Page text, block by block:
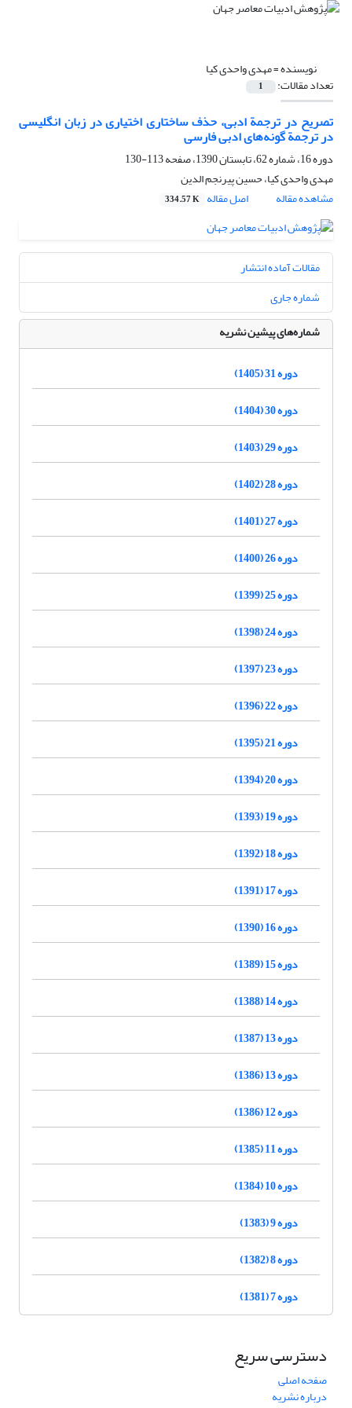
نویسنده =مهدی واحدی کیا
تعداد مقالات: 1
تصریح در ترجمة ادبی، حذف ساختاری اختیاری در زبان انگلیسی
در ترجمة گونه‌های ادبی فارسی
دوره 16، شماره 62، تابستان 1390، صفحه
113-130
مهدی واحدی کیا، حسین پیرنجم الدین
مشاهده مقاله
اصل مقاله 334.57 K
مقالات آماده انتشار
شماره جاری
شماره‌های پیشین نشریه
دوره 31 (1405)
دوره 30 (1404)
دوره 29 (1403)
دوره 28 (1402)
دوره 27 (1401)
دوره 26 (1400)
دوره 25 (1399)
دوره 24 (1398)
دوره 23 (1397)
دوره 22 (1396)
دوره 21 (1395)
دوره 20 (1394)
دوره 19 (1393)
دوره 18 (1392)
دوره 17 (1391)
دوره 16 (1390)
دوره 15 (1389)
دوره 14 (1388)
دوره 13 (1387)
دوره 13 (1386)
دوره 12 (1386)
دوره 11 (1385)
دوره 10 (1384)
دوره 9 (1383)
دوره 8 (1382)
دوره 7 (1381)
دسترسی سریع
صفحه اصلی
درباره نشریه